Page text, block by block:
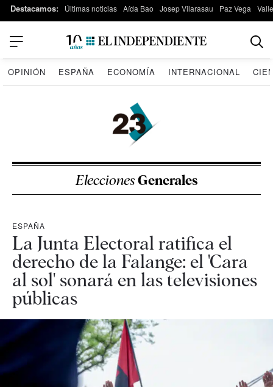
Destacamos: Últimas noticias Aída Bao Josep Vilarasau Paz Vega
OPINIÓN ESPAÑA ECONOMÍA INTERNACIONAL
EleccionesGenerales
ESPAÑA
La Junta Electoral ratifica el
derecho de la Falange: el 'Cara
al sol' sonará en las televisiones
públicas